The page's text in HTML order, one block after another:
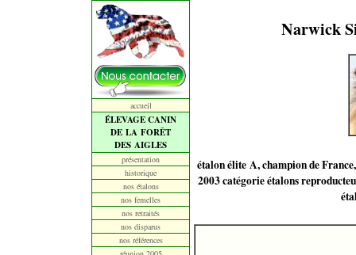
accueil
ÉLEVAGE CANIN
DE LA FORÊT
DES AIGLES
présentation
historique
nos étalons
nos femelles
nos retraités
nos disparus
nos références
Narwick
étalon élite A, champion de
2003 catégorie étalons